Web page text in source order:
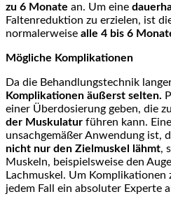
zu 6 Monate an. Um eine
Faltenreduktion zu erzielen, ist
normalerweise alle 4 bis 6
Mögliche Komplikationen
Da die Behandlungstechnik
Komplikationen äußerst selten.
einer Überdosierung geben, die
der Muskulatur führen kann.
unsachgemäßer Anwendung ist,
nicht nur den Zielmuskel lähmt,
Muskeln, beispielsweise den
Lachmuskel. Um Komplikationen
jedem Fall ein absoluter Experte